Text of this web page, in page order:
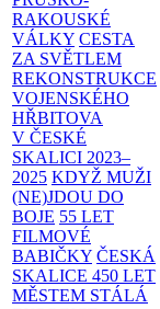
RAKOUSKÉ
VÁLKY CESTA
ZA SVĚTLEM
REKONSTRUKCE
VOJENSKÉHO
HŘBITOVA
V ČESKÉ
SKALICI 2023–
2025 KDYŽ MUŽI
(NE)JDOU DO
BOJE 55 LET
FILMOVÉ
BABIČKY ČESKÁ
SKALICE 450 LET
MĚSTEM STÁLÁ